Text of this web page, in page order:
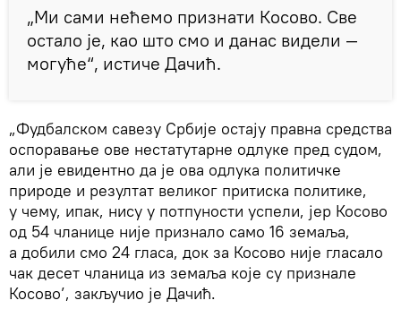
„Ми сами нећемо признати Косово. Све
остало је, као што смо и данас видели —
могуће“, истиче Дачић.
„Фудбалском савезу Србије остају правна средства
оспоравање ове нестатутарне одлуке пред судом,
али је евидентно да је ова одлука политичке
природе и резултат великог притиска политике,
у чему, ипак, нису у потпуности успели, јер Косово
од 54 чланице није признало само 16 земаља,
а добили смо 24 гласа, док за Косово није гласало
чак десет чланица из земаља које су признале
Косово’, закључио је Дачић.